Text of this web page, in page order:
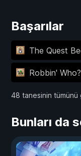
Başarılar
The Quest
Robbin' Who?
48 tanesinin tümünü
Bunları da